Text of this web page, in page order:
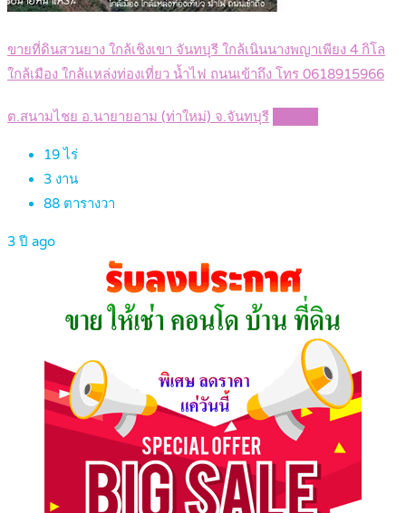
ขายที่ดินสวนยาง ใกล้เชิงเขา จันทบุรี ใกล้เนินนางพญาเพียง 4 กิโล
ใกล้เมือง ใกล้แหล่งท่องเที่ยว น้ำไฟ ถนนเข้าถึง โทร 0618915966
ต.สนามไชย อ.นายายอาม (ท่าใหม่) จ.จันทบุรี
19ไร่
3 งาน
88 ตารางวา
3 ปี ago